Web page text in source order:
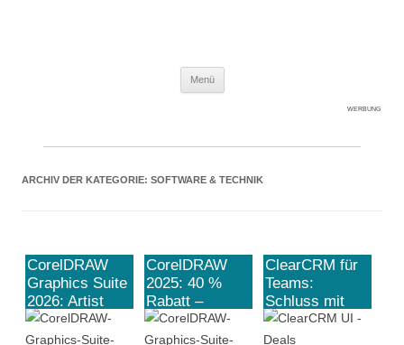
Menü
WERBUNG
ARCHIV DER KATEGORIE: SOFTWARE & TECHNIK
CorelDRAW
Graphics Suite
2026: Artist
Intelligence
statt reiner KI
CorelDRAW
2025: 40 %
Rabatt –
warum sich
das Angebot
ClearCRM für
Teams:
Schluss mit
dem App-
Chaos und